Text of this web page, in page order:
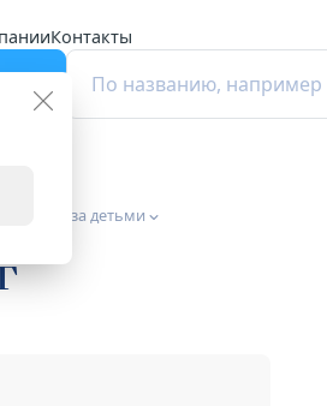
Контакты
По названию, например
ухода за детьми